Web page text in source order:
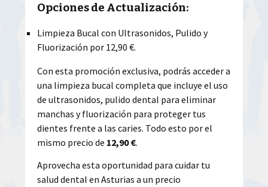
Opciones de Actualización:
Limpieza Bucal con Ultrasonidos, Pulido y
Fluorización por 12,90 €.
Con esta promoción exclusiva, podrás acceder a
una limpieza bucal completa que incluye el uso
de ultrasonidos, pulido dental para eliminar
manchas y fluorización para proteger tus
dientes frente a las caries. Todo esto por el
mismo precio de 12,90 €.
Aprovecha esta oportunidad para cuidar tu
salud dental en Asturias a un precio